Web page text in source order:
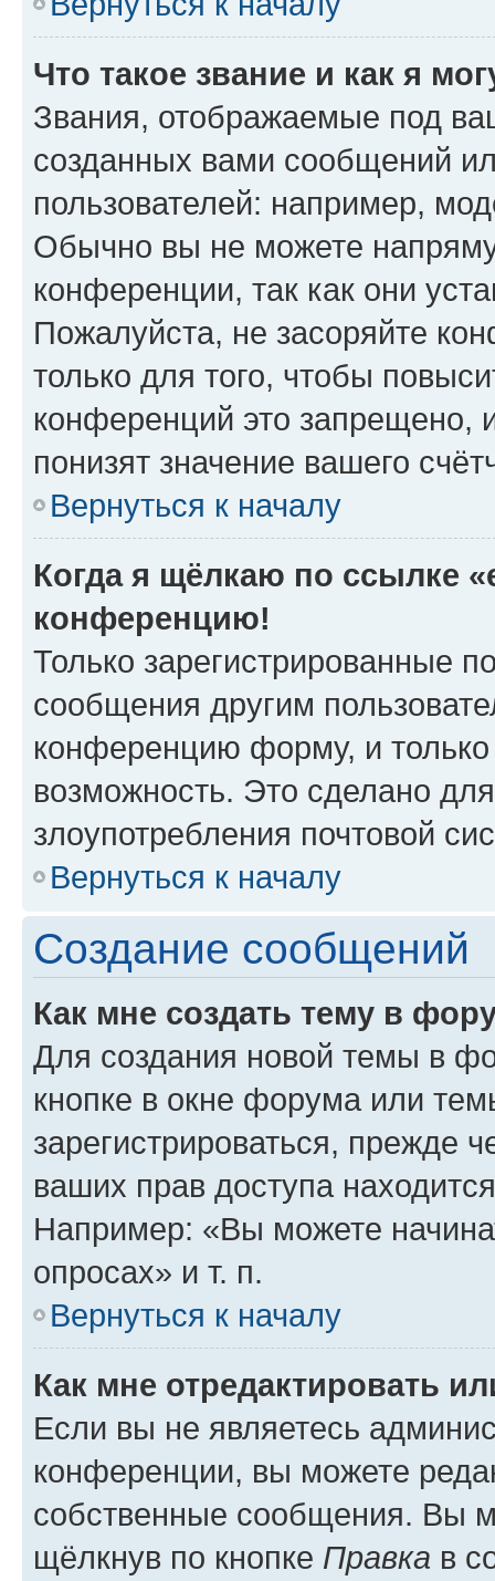
Что такое звание и как я
Звания, отображаемые под
созданных вами сообщений
пользователей: например,
Обычно вы не можете
конференции, так как они
Пожалуйста, не засоряйте
только для того, чтобы
конференций это запрещено,
понизят значение вашего
Вернуться к началу
Когда я щёлкаю по ссылке
конференцию!
Только зарегистрированные
сообщения другим
конференцию форму, и
возможность. Это сделано
злоупотребления почтовой
Вернуться к началу
Создание сообщений
Как мне создать тему в
Для создания новой темы в
кнопке в окне форума или
зарегистрироваться, прежде
ваших прав доступа
Например: «Вы можете
опросах» и т. п.
Вернуться к началу
Как мне отредактировать
Если вы не являетесь
конференции, вы можете
собственные сообщения. Вы
щёлкнув по кнопке Правка в